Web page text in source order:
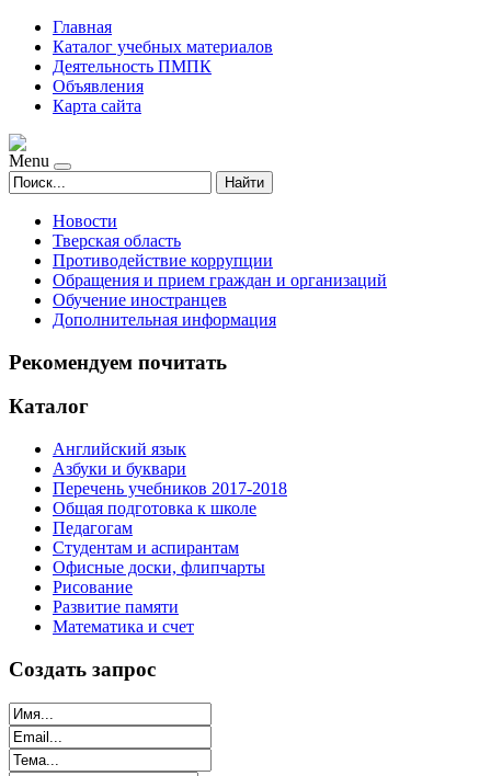
Главная
Каталог учебных материалов
Деятельность ПМПК
Объявления
Карта сайта
Menu
Найти
Новости
Тверская область
Противодействие коррупции
Обращения и прием граждан и организаций
Обучение иностранцев
Дополнительная информация
Рекомендуем почитать
Каталог
Английский язык
Азбуки и буквари
Перечень учебников 2017-2018
Общая подготовка к школе
Педагогам
Студентам и аспирантам
Офисные доски, флипчарты
Рисование
Развитие памяти
Математика и счет
Создать запрос